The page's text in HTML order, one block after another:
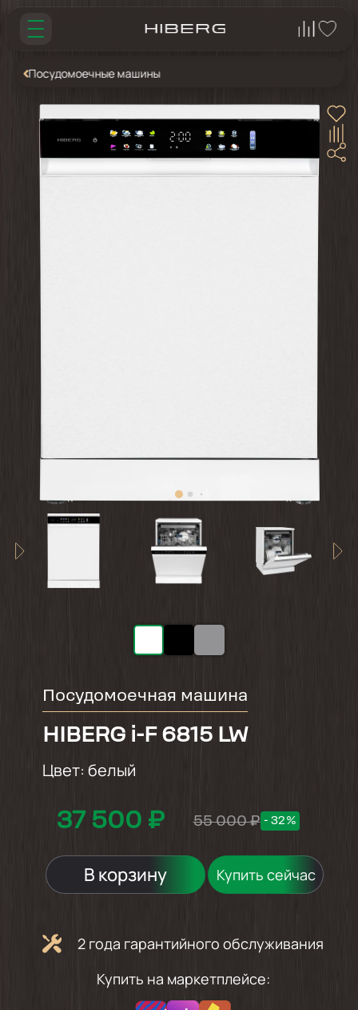
Посудомоечные машины
Посудомоечная машина
HIBERG i-F 6815 LW
Цвет: белый
37 500 ₽ 55 000 ₽ - 32%
В корзину Купить сейчас
2 года гарантийного обслуживания
Купить на маркетплейсе: